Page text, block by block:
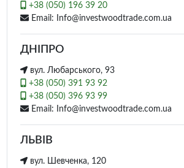
+38 (050) 196 39 20
Email: Info@investwoodtrade.com.ua
ДНІПРО
вул. Любарського, 93
+38 (050) 391 93 92
+38 (050) 396 93 99
Email: Info@investwoodtrade.com.ua
ЛЬВІВ
вул. Шевченка, 120